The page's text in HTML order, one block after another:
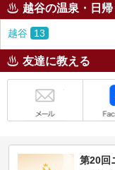
越谷の温泉・日
越谷 13
友達に教える
第20回